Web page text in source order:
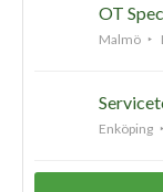
OT
Malmö
Enköping